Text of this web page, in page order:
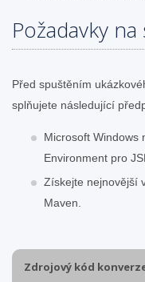
Požadavky
Před spuštěním
splňujete následující
Microsoft Windows
Environment pro
Získejte nejnovější
Maven.
Zdrojový kód konverze